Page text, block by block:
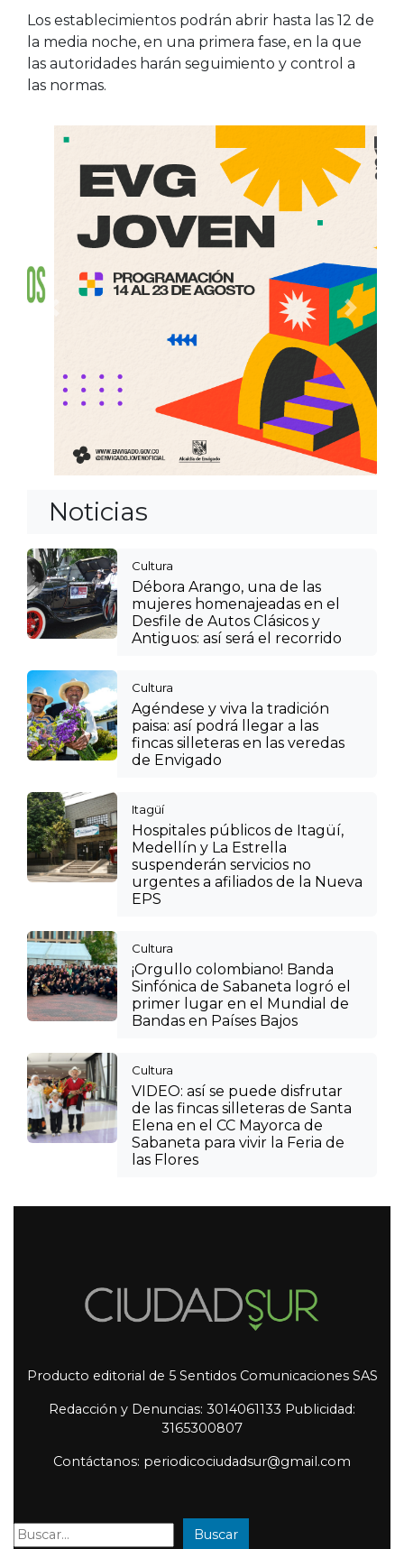
Los establecimientos podrán abrir hasta las 12 de
la media noche, en una primera fase, en la que
las autoridades harán seguimiento y control a
las normas.
Noticias
Cultura
Débora Arango, una de las
mujeres homenajeadas en el
Desfile de Autos Clásicos y
Antiguos: así será el recorrido
Cultura
Agéndese y viva la tradición
paisa: así podrá llegar a las
fincas silleteras en las veredas
de Envigado
Itagüí
Hospitales públicos de Itagüí,
Medellín y La Estrella
suspenderán servicios no
urgentes a afiliados de la Nueva
EPS
Cultura
¡Orgullo colombiano! Banda
Sinfónica de Sabaneta logró el
primer lugar en el Mundial de
Bandas en Países Bajos
Cultura
VIDEO: así se puede disfrutar
de las fincas silleteras de Santa
Elena en el CC Mayorca de
Sabaneta para vivir la Feria de
las Flores
Producto editorial de 5 Sentidos Comunicaciones SAS
Redacción y Denuncias: 3014061133 Publicidad:
3165300807
Contáctanos: periodicociudadsur@gmail.com
Buscar: Buscar